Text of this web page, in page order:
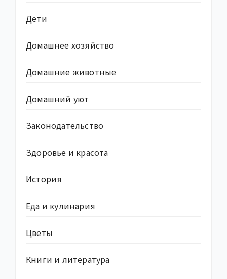
Дети
Домашнее хозяйство
Домашние животные
Домашний уют
Законодательство
Здоровье и красота
История
Еда и кулинария
Цветы
Книги и литература